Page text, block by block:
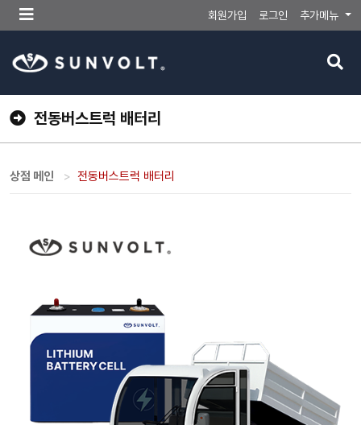
메
뉴
튼
회원가입 로그인 추가메뉴
검
버
전동버스트럭 배터리
상점 메인 전동버스트럭 배터리